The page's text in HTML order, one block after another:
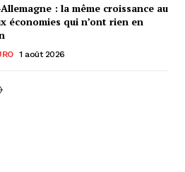
: la même croissance au
économies qui n’ont rien en
1 août 2026